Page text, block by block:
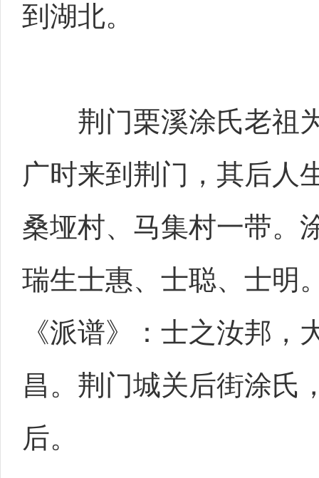
到湖北。
荆门栗溪涂氏老祖为
广时来到荆门，其后人
桑垭村、马集村一带。
瑞生士惠、士聪、士明
《派谱》：士之汝邦
昌。荆门城关后街涂氏
后。